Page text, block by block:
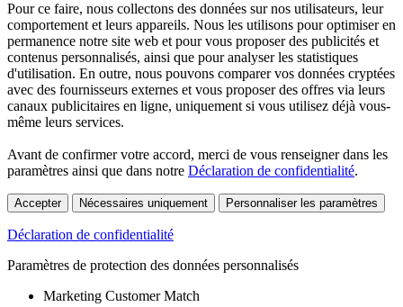
Pour ce faire, nous collectons des données sur nos utilisateurs, leur
comportement et leurs appareils. Nous les utilisons pour optimiser en
permanence notre site web et pour vous proposer des publicités et
contenus personnalisés, ainsi que pour analyser les statistiques
d'utilisation. En outre, nous pouvons comparer vos données cryptées
avec des fournisseurs externes et vous proposer des offres via leurs
canaux publicitaires en ligne, uniquement si vous utilisez déjà vous-
même leurs services.
Avant de confirmer votre accord, merci de vous renseigner dans les
paramètres ainsi que dans notre Déclaration de confidentialité.
Accepter Nécessaires uniquement Personnaliser les paramètres
Déclaration de confidentialité
Paramètres de protection des données personnalisés
Marketing Customer Match